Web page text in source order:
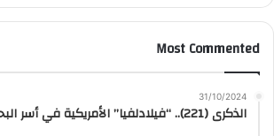
Most Commented
31/10/2024
الذكرى (221).. “فيلادلفيا” الأمريكية في أسر البحارة الطرابلسيين